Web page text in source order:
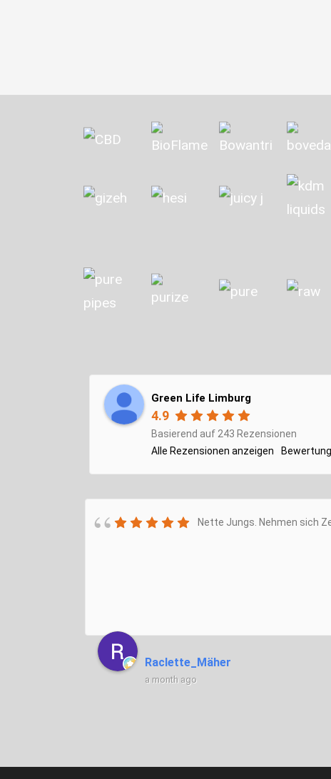
Green Life Limburg
4.9
Basierend auf 243 Rezensionen
Alle Rezensionen anzeigen
Nette Jungs. Nehmen sich
Raclette_Mäher
a month ago